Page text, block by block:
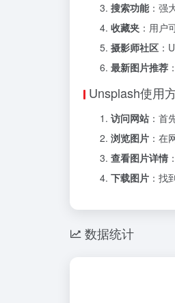
搜索功能：强
收藏夹 ：用户
摄影师社区 ：
最新图片推荐
Unsplash使用
访问网站 ：首
浏览图片 ：在
查看图片详情
下载图片 ：找
数据统计